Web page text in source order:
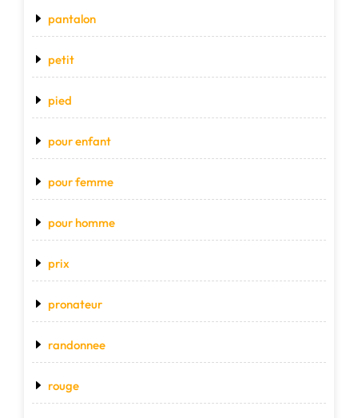
pantalon
petit
pied
pour enfant
pour femme
pour homme
prix
pronateur
randonnee
rouge